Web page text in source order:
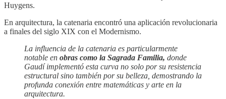
Huygens.
En arquitectura, la catenaria encontró una aplicación revolucionaria
a finales del siglo XIX con el Modernismo.
La influencia de la catenaria es particularmente
notable en obras como la Sagrada Familia, donde
Gaudí implementó esta curva no solo por su resistencia
estructural sino también por su belleza, demostrando la
profunda conexión entre matemáticas y arte en la
arquitectura.